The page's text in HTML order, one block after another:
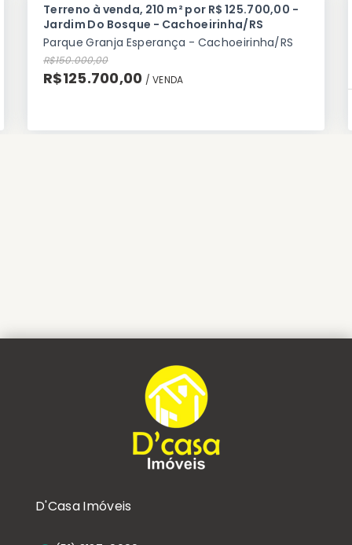
Terreno à venda, 210 m² por R$ 125.700,00 -
Jardim Do Bosque - Cachoeirinha/RS
Parque Granja Esperança - Cachoeirinha/RS
R$150.000,00
R$125.700,00 / VENDA
D'Casa Imóveis